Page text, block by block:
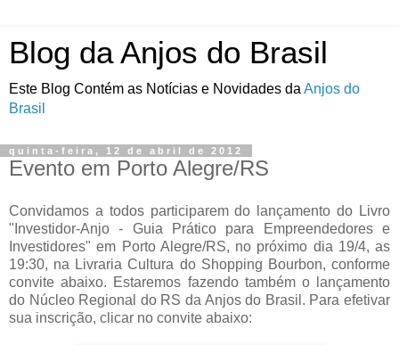
Blog da Anjos do Brasil
Este Blog Contém as Notícias e Novidades da Anjos do
Brasil
quinta-feira, 12 de abril de 2012
Evento em Porto Alegre/RS
Convidamos a todos participarem do lançamento do Livro
"Investidor-Anjo - Guia Prático para Empreendedores e
Investidores" em Porto Alegre/RS, no próximo dia 19/4, as
19:30, na Livraria Cultura do Shopping Bourbon, conforme
convite abaixo. Estaremos fazendo também o lançamento
do Núcleo Regional do RS da Anjos do Brasil. Para efetivar
sua inscrição, clicar no convite abaixo: